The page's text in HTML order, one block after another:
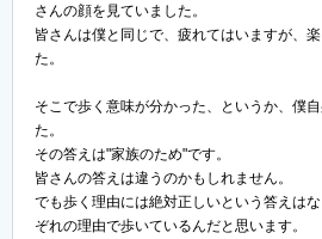
さんの顔を見ていました。
皆さんは僕と同じで、疲れてはいますが、
た。
そこで歩く意味が分かった、というか、僕
た。
その答えは"家族のため"です。
皆さんの答えは違うのかもしれません。
でも歩く理由には絶対正しいという答えは
ぞれの理由で歩いているんだと思います。